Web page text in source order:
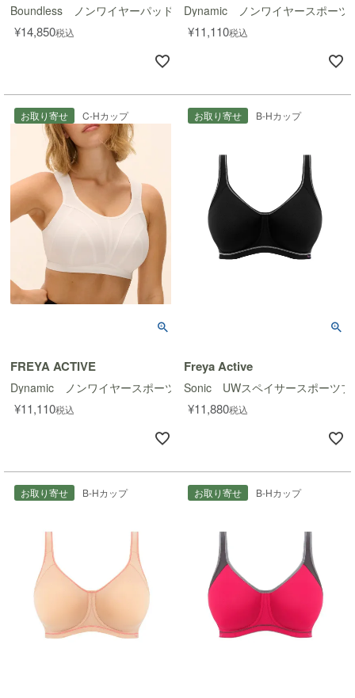
Boundless ノンワイヤーパッド入りスポーツブラ
¥14,850税込
Dynamic ノンワイヤースポーツ
¥11,110税込
お取り寄せ C-Hカップ
FREYA ACTIVE
Dynamic ノンワイヤースポーツブラ
¥11,110税込
お取り寄せ B-Hカップ
Freya Active
Sonic UWスペイサースポーツブ
¥11,880税込
お取り寄せ B-Hカップ お取り寄せ B-Hカップ